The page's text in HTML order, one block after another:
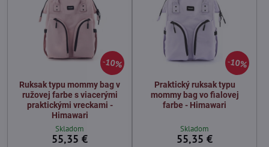
10%
Ruksak typu mommy bag v
ružovej farbe s viacerými
praktickými vreckami -
Himawari
Skladom
55,35 €
10%
Praktický ruksak typu
mommy bag vo fialovej
farbe - Himawari
Skladom
55,35 €